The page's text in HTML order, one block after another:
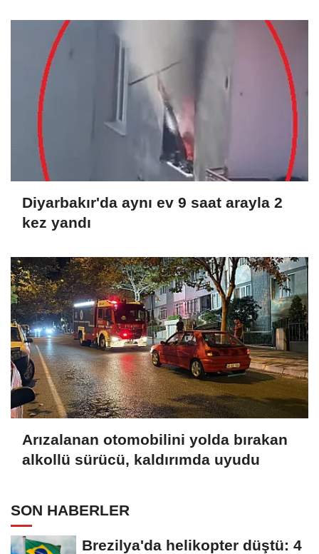
Diyarbakır'da aynı ev 9 saat arayla 2
kez yandı
Arızalanan otomobilini yolda bırakan
alkollü sürücü, kaldırımda uyudu
SON HABERLER
Brezilya'da helikopter düştü: 4